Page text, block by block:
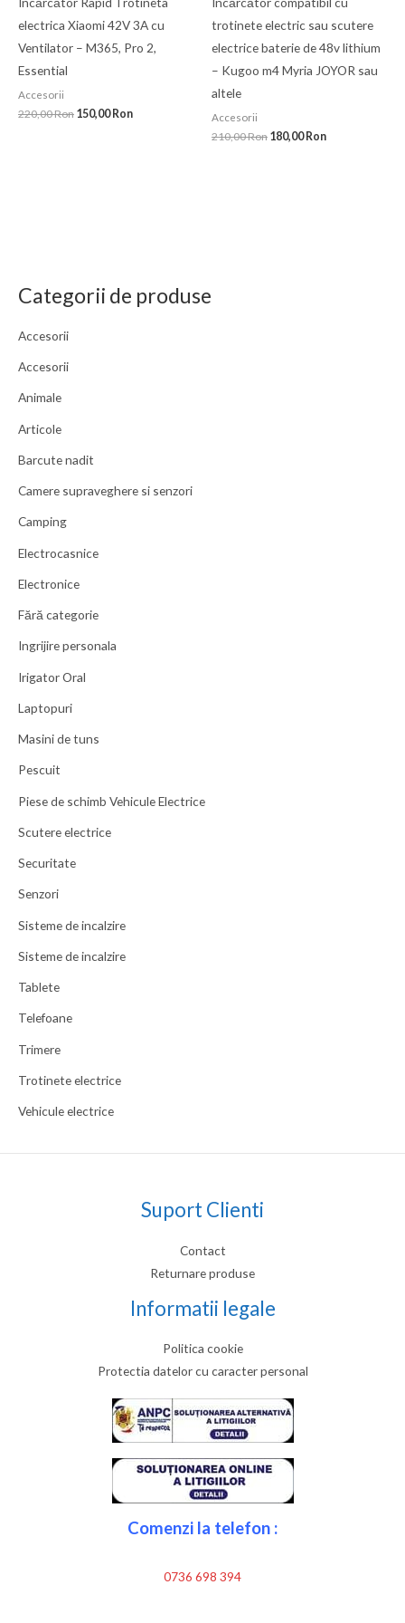
Categorii de produse
Accesorii
Accesorii
Animale
Articole
Barcute nadit
Camere supraveghere si senzori
Camping
Electrocasnice
Electronice
Fără categorie
Ingrijire personala
Irigator Oral
Laptopuri
Masini de tuns
Pescuit
Piese de schimb Vehicule Electrice
Scutere electrice
Securitate
Senzori
Sisteme de incalzire
Sisteme de incalzire
Tablete
Telefoane
Trimere
Trotinete electrice
Vehicule electrice
electrica Xiaomi 42V 3A cu
Ventilator – M365, Pro 2,
Essential
Accesorii
220,00Ron 150,00 Ron
trotinete electric sau scutere
electrice baterie de 48v lithium
– Kugoo m4 Myria JOYOR sau
altele
Accesorii
210,00Ron 180,00 Ron
Suport Clienti
Contact
Returnare produse
Informatii legale
Politica cookie
Protectia datelor cu caracter personal
Comenzi la telefon :
0736 698 394